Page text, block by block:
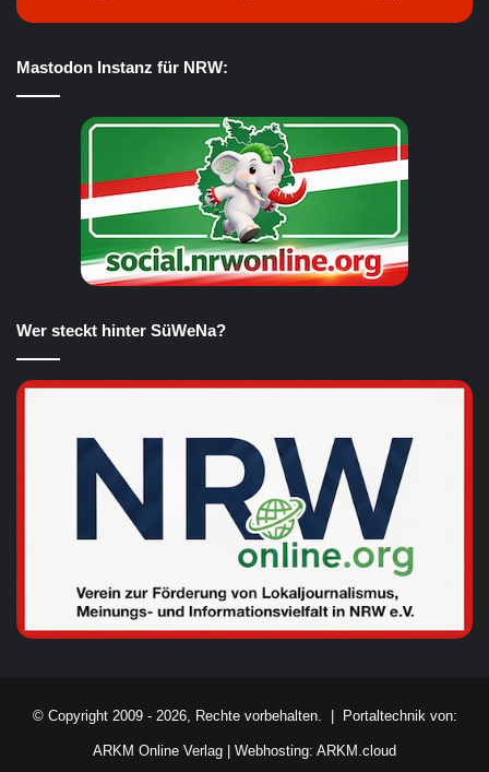
Mastodon Instanz für NRW:
Wer steckt hinter SüWeNa?
© Copyright 2009 - 2026, Rechte vorbehalten. | Portaltechnik von:
ARKM Online Verlag Webhosting: ARKM.cloud